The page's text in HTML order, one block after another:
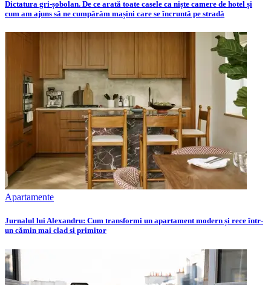
Dictatura gri-șobolan. De ce arată toate casele ca niște camere de hotel și
cum am ajuns să ne cumpărăm mașini care se încruntă pe stradă
Apartamente
Jurnalul lui Alexandru: Cum transformi un apartament modern și rece într-
un cămin mai clad si primitor